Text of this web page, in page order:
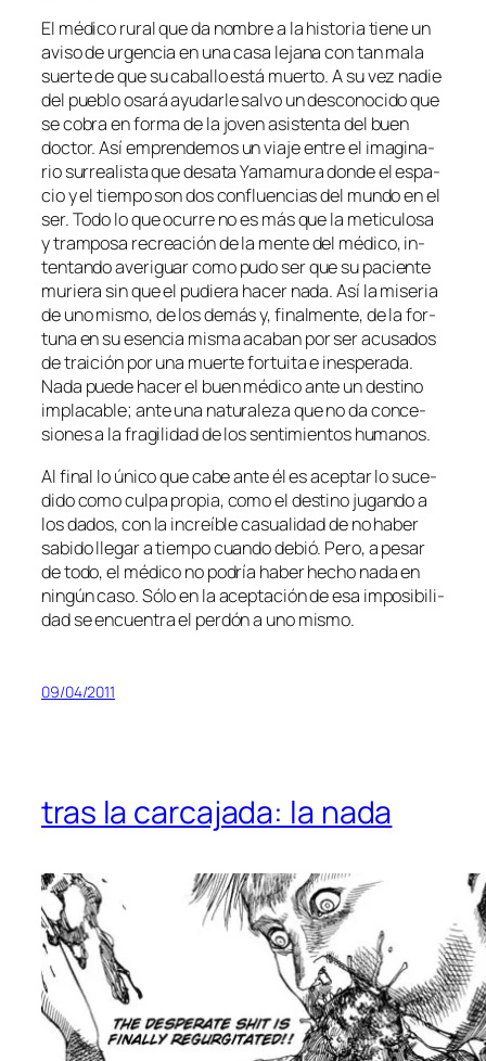
El mé­di­co ru­ral que da nom­bre a la his­to­ria tie­ne un
avi­so de ur­gen­cia en una ca­sa le­ja­na con tan ma­la
suer­te de que su ca­ba­llo es­tá muer­to. A su vez na­die
del pue­blo osa­rá ayu­dar­le sal­vo un des­co­no­ci­do que
se co­bra en for­ma de la jo­ven asis­ten­ta del buen
doc­tor. Así em­pren­de­mos un via­je en­tre el ima­gi­na­
rio su­rrea­lis­ta que des­ata Yamamura don­de el es­pa­
cio y el tiem­po son dos con­fluen­cias del mun­do en el
ser. Todo lo que ocu­rre no es más que la me­ticu­losa
y tram­po­sa re­crea­ción de la men­te del mé­di­co, in­
ten­tan­do ave­ri­guar co­mo pu­do ser que su pa­cien­te
mu­rie­ra sin que el pu­die­ra ha­cer na­da. Así la mi­se­ria
de uno mis­mo, de los de­más y, fi­nal­men­te, de la for­
tu­na en su esen­cia mis­ma aca­ban por ser acu­sa­dos
de trai­ción por una muer­te for­tui­ta e ines­pe­ra­da.
Nada pue­de ha­cer el buen mé­di­co an­te un des­tino
im­pla­ca­ble; an­te una na­tu­ra­le­za que no da con­ce­
sio­nes a la fra­gi­li­dad de los sen­ti­mien­tos humanos.
Al fi­nal lo úni­co que ca­be an­te él es acep­tar lo su­ce­
di­do co­mo cul­pa pro­pia, co­mo el des­tino ju­gan­do a
los da­dos, con la in­creí­ble ca­sua­li­dad de no ha­ber
sa­bi­do lle­gar a tiem­po cuan­do de­bió. Pero, a pe­sar
de to­do, el mé­di­co no po­dría ha­ber he­cho na­da en
nin­gún ca­so. Sólo en la acep­ta­ción de esa im­po­si­bi­li­
dad se en­cuen­tra el per­dón a uno mismo.
09/04/2011
tras la carcajada: la nada